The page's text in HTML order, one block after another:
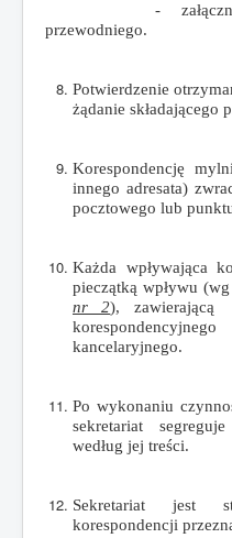
- załączników
przewodniego.
Potwierdzenie
żądanie składającego
Korespondencję
innego adresata)
pocztowego lub
Każda wpływająca
pieczątką wpływu
nr 2),
kancelaryjnego.
Po wykonaniu
sekretariat
według jej treści.
Sekretariat jest
korespondencji